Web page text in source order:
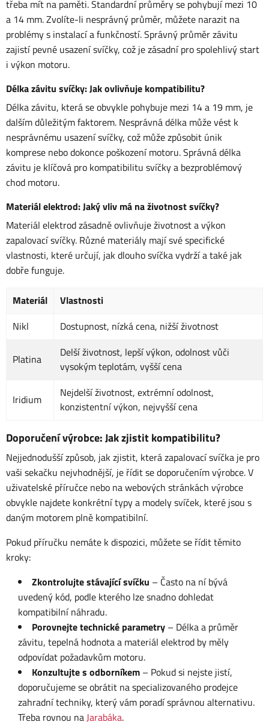
třeba mít na paměti. Standardní průměry se pohybují mezi 10
a 14 mm. Zvolíte-li nesprávný průměr, můžete narazit na
problémy s instalací a funkčností. Správný průměr závitu
zajistí pevné usazení svíčky, což je zásadní pro spolehlivý start
i výkon motoru.
Délka závitu svíčky: Jak ovlivňuje kompatibilitu?
Délka závitu, která se obvykle pohybuje mezi 14 a 19 mm, je
dalším důležitým faktorem. Nesprávná délka může vést k
nesprávnému usazení svíčky, což může způsobit únik
komprese nebo dokonce poškození motoru. Správná délka
závitu je klíčová pro kompatibilitu svíčky a bezproblémový
chod motoru.
Materiál elektrod: Jaký vliv má na životnost svíčky?
Materiál elektrod zásadně ovlivňuje životnost a výkon
zapalovací svíčky. Různé materiály mají své specifické
vlastnosti, které určují, jak dlouho svíčka vydrží a také jak
dobře funguje.
Materiál
Vlastnosti
Nikl
Dostupnost, nízká cena, nižší životnost
Platina
Delší životnost, lepší výkon, odolnost vůči
vysokým teplotám, vyšší cena
Iridium
Nejdelší životnost, extrémní odolnost,
konzistentní výkon, nejvyšší cena
Doporučení výrobce: Jak zjistit kompatibilitu?
Nejjednodušší způsob, jak zjistit, která zapalovací svíčka je pro
vaši sekačku nejvhodnější, je řídit se doporučením výrobce. V
uživatelské příručce nebo na webových stránkách výrobce
obvykle najdete konkrétní typy a modely svíček, které jsou s
daným motorem plně kompatibilní.
Pokud příručku nemáte k dispozici, můžete se řídit těmito
kroky:
Zkontrolujte stávající svíčku – Často na ní bývá
uvedený kód, podle kterého lze snadno dohledat
kompatibilní náhradu.
Porovnejte technické parametry – Délka a průměr
závitu, tepelná hodnota a materiál elektrod by měly
odpovídat požadavkům motoru.
Konzultujte s odborníkem – Pokud si nejste jistí,
doporučujeme se obrátit na specializovaného prodejce
zahradní techniky, který vám poradí správnou alternativu.
Třeba rovnou naJarabáka.